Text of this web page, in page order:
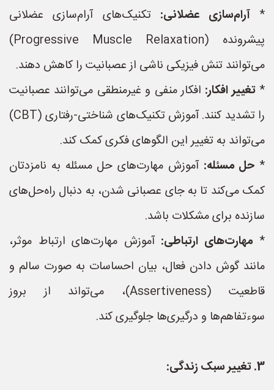
*آرام‌سازی عضلانی: تکنیک‌های آرام‌سازی عضلانی
پیشرونده (Progressive Muscle Relaxation)
می‌توانند تنش فیزیکی ناشی از عصبانیت را کاهش دهند.
*تغییر افکار: افکار منفی و غیرمنطقی می‌توانند عصبانیت
را تشدید کنند. آموزش تکنیک‌های شناختی-رفتاری (CBT)
می‌تواند به تغییر این الگوهای فکری کمک کند.
* حل مسئله: آموزش مهارت‌های حل مسئله به نامزدتان
کمک می‌کند تا به جای عصبانی شدن، به دنبال راه‌حل‌های
سازنده برای مشکلات باشد.
*مهارت‌های ارتباطی: آموزش مهارت‌های ارتباط موثر،
مانند گوش دادن فعال، بیان احساسات به صورت سالم و
قاطعیت (Assertiveness)، می‌تواند از بروز
سوءتفاهم‌ها و درگیری‌ها جلوگیری کند.
3. تغییر سبک زندگی: